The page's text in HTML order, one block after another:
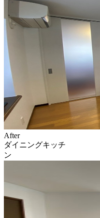
After
ダイニングキッチ
ン